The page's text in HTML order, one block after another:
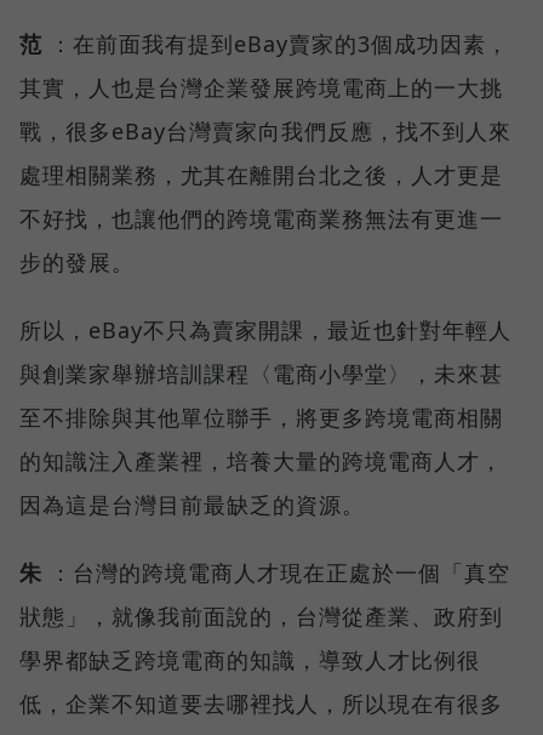
范 ：在前面我有提到eBay賣家的3個成功因素，
其實，人也是台灣企業發展跨境電商上的一大挑
戰，很多eBay台灣賣家向我們反應，找不到人來
處理相關業務，尤其在離開台北之後，人才更是
不好找，也讓他們的跨境電商業務無法有更進一
步的發展。
所以，eBay不只為賣家開課，最近也針對年輕人
與創業家舉辦培訓課程〈電商小學堂〉，未來甚
至不排除與其他單位聯手，將更多跨境電商相關
的知識注入產業裡，培養大量的跨境電商人才，
因為這是台灣目前最缺乏的資源。
朱 ：台灣的跨境電商人才現在正處於一個「真空
狀態」，就像我前面說的，台灣從產業、政府到
學界都缺乏跨境電商的知識，導致人才比例很
低，企業不知道要去哪裡找人，所以現在有很多